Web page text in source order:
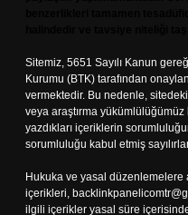
Sitemiz, 5651 Sayılı Kanun
Kurumu (BTK) tarafından
vermektedir. Bu nedenle,
veya araştırma
yazdıkları içeriklerin
sorumluluğu kabul etmiş
Hukuka ve yasal düzenlemelere
içerikleri,
ilgili içerikler yasal süre